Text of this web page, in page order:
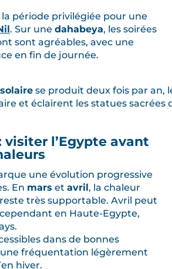
la période privilégiée pour une
. Sur une dahabeya, les soirées
sont agréables, avec une
en fin de journée.
se produit deux fois par an,
et éclairent les statues
visiter l’Egypte avant
une évolution progressive
En mars et avril, la chaleur
très supportable. Avril peut
en Haute-Egypte,
dans de bonnes
fréquentation légèrement
hiver.